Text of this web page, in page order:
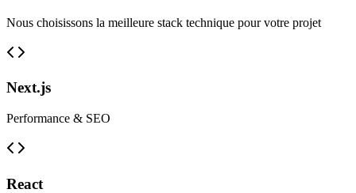
Nous choisissons la meilleure stack technique pour votre projet
Next.js
Performance & SEO
React